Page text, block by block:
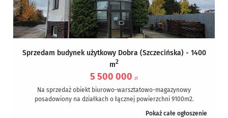
Sprzedam budynek użytkowy Dobra (Szczecińska) - 1400
m2
5 500 000 zł
Na sprzedaż obiekt biurowo-warsztatowo-magazynowy
posadowiony na działkach o łącznej powierzchni 9100m2.
Pokaż całe ogłoszenie